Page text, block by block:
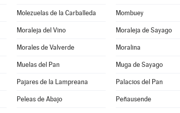
Molezuelas de la Carballeda Mombuey
Moraleja del Vino Moraleja de Sayago
Morales de Valverde Moralina
Muelas del Pan Muga de Sayago
Pajares de la Lampreana Palacios del Pan
Peleas de Abajo Peñausende